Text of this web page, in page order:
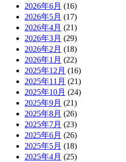
2026年6月 (16)
2026年5月 (17)
2026年4月 (21)
2026年3月 (29)
2026年2月 (18)
2026年1月 (22)
2025年12月 (16)
2025年11月 (21)
2025年10月 (24)
2025年9月 (21)
2025年8月 (26)
2025年7月 (23)
2025年6月 (26)
2025年5月 (18)
2025年4月 (25)